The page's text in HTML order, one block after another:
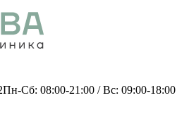
Пн-Сб: 08:00-21:00 / Вс: 09:00-18:00